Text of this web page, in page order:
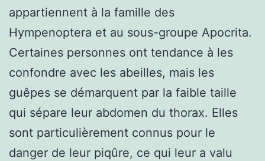
appartiennent à la famille des
Hympenoptera et au sous-groupe Apocrita.
Certaines personnes ont tendance à les
confondre avec les abeilles, mais les
guêpes se démarquent par la faible taille
qui sépare leur abdomen du thorax. Elles
sont particulièrement connus pour le
danger de leur piqûre, ce qui leur a valu